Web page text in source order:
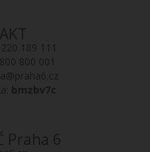
189 111
800 001
bmzbv7c
Praha 6